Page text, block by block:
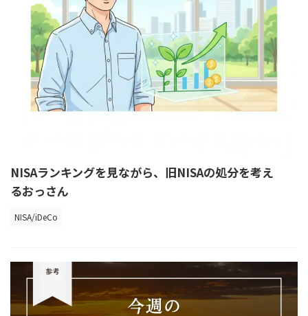
NISAランキングを見ながら、旧NISAの処分を考え
るおっさん
NISA/iDeCo